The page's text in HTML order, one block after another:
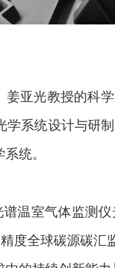
姜亚光教授的科
学系统设计与研
统。
谱温室气体监测
精度全球碳源碳